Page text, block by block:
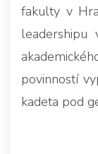
fakulty v
povinností
kadeta pod